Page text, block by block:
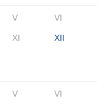
V VI
XI XII
V
VI